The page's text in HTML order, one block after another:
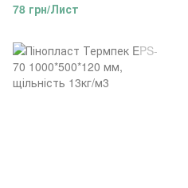
13кг/м3
78 грн/Лист